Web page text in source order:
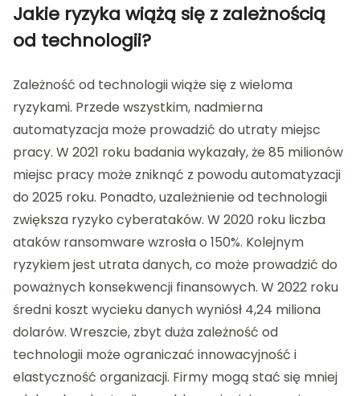
Jakie ryzyka wiążą się z zależnością
od technologii?
Zależność od technologii wiąże się z wieloma
ryzykami. Przede wszystkim, nadmierna
automatyzacja może prowadzić do utraty miejsc
pracy. W 2021 roku badania wykazały, że 85 milionów
miejsc pracy może zniknąć z powodu automatyzacji
do 2025 roku. Ponadto, uzależnienie od technologii
zwiększa ryzyko cyberataków. W 2020 roku liczba
ataków ransomware wzrosła o 150%. Kolejnym
ryzykiem jest utrata danych, co może prowadzić do
poważnych konsekwencji finansowych. W 2022 roku
średni koszt wycieku danych wyniósł 4,24 miliona
dolarów. Wreszcie, zbyt duża zależność od
technologii może ograniczać innowacyjność i
elastyczność organizacji. Firmy mogą stać się mniej